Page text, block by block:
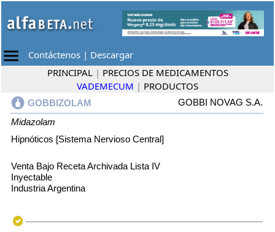
Contáctenos | Descargar
PRINCIPAL | PRECIOS DE MEDICAMENTOS
VADEMECUM | PRODUCTOS
GOBBIZOLAM
GOBBI NOVAG S.A.
Midazolam
Hipnóticos [Sistema Nervioso Central]
Venta Bajo Receta Archivada Lista IV
Inyectable
Industria Argentina